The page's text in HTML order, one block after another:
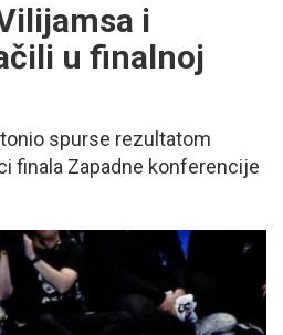
i
u finalnoj
spurse rezultatom
finala Zapadne konferencije